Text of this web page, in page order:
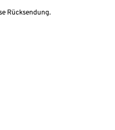
Rücksendung.